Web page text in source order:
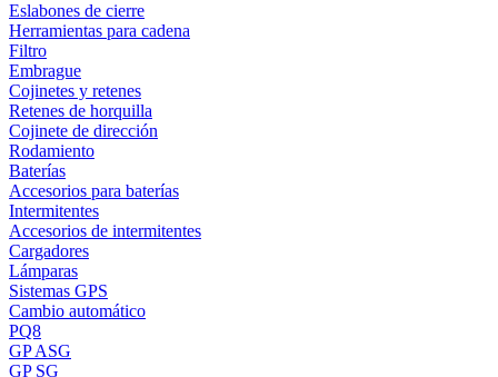
Eslabones de cierre
Herramientas para cadena
Filtro
Embrague
Cojinetes y retenes
Retenes de horquilla
Cojinete de dirección
Rodamiento
Baterías
Accesorios para baterías
Intermitentes
Accesorios de intermitentes
Cargadores
Lámparas
Sistemas GPS
Cambio automático
PQ8
GP ASG
GP SG